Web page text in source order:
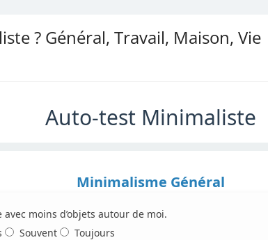
? Général, Travail, Maison, Vie
Auto-test Minimaliste
Minimalisme Général
avec moins d’objets autour de moi.
Souvent Toujours